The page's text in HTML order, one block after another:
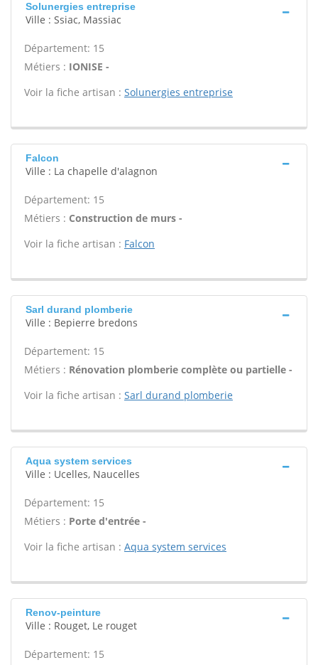
Solunergies entreprise
Ville : Ssiac, Massiac
Département: 15
Métiers : IONISE -
Voir la fiche artisan : Solunergies entreprise
Falcon
Ville : La chapelle d'alagnon
Département: 15
Métiers : Construction de murs -
Voir la fiche artisan : Falcon
Sarl durand plomberie
Ville : Bepierre bredons
Département: 15
Métiers : Rénovation plomberie complète ou partielle -
Voir la fiche artisan : Sarl durand plomberie
Aqua system services
Ville : Ucelles, Naucelles
Département: 15
Métiers : Porte d'entrée -
Voir la fiche artisan : Aqua system services
Renov-peinture
Ville : Rouget, Le rouget
Département: 15